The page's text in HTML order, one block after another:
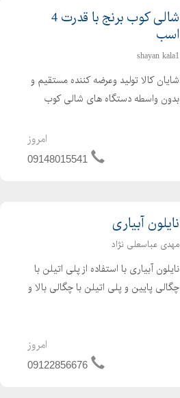
شالی کوب برنج با قدرت 4
اسب
shayan kala1
شایان کالا تولید وعرضه کننده مستقیم و
بدون واسطه دستگاه های شالی کوب
کارگاهی برنج و دستگاه شالی کوب سیار
با بهترین کیفیت و کمترین افت محصول.
امروز
09148015541
نایلون آبیاری
مهدی عباسعلی نژاد
نایلون آبیاری با استفاده از پلی اتیلن با
چگالی پایین و پلی اتیلن با چگالی بالا و
بازیافت می باشند و تهدیدی برای محیط
امروز
09122856676